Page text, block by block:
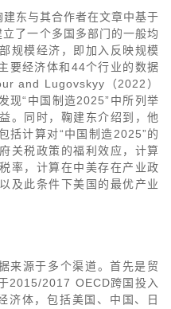
东与其合作者在文章中基于
了一个多国多部门的一般均
规模经济，即加入反映规模
要经济体和44个行业的数据
and Lugovskyy（2022）
现“中国制造2025”中所列举
。同时，鞠建东介绍到，他
括计算对“中国制造2025”的
关税政策的福利效应，计算
率，计算在中美存在产业政
及此条件下美国的最优产业
来源于多个渠道。首先是贸
2015/2017 OECD跨国投入
济体，包括美国、中国、日